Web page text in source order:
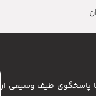
تا پاسخگوی طیف وسیعی از